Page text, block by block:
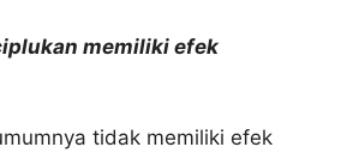
memiliki efek
tidak memiliki efek